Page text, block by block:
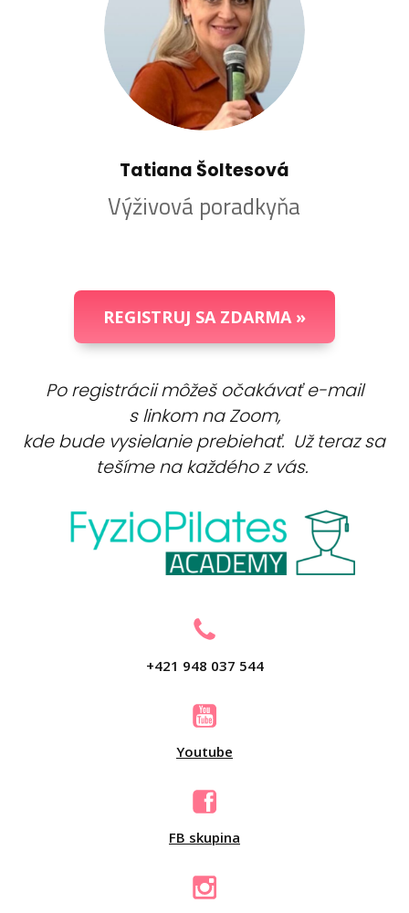
Tatiana Šoltesová
Výživová poradkyňa
REGISTRUJ SA ZDARMA »
Po registrácii môžeš očakávať e-mail
s linkom na Zoom,
kde bude vysielanie prebiehať. Už teraz sa
tešíme na každého z vás.
+421 948 037 544
Youtube
FB skupina